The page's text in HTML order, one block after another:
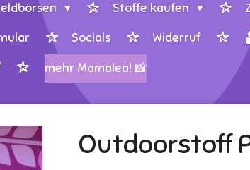
Stoffe kaufen
Socials Widerruf
mehr Mamalea! 📸
Outdoorstoff